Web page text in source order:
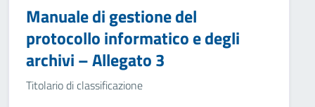
Manuale di gestione del
protocollo informatico e degli
archivi – Allegato 3
Titolario di classificazione